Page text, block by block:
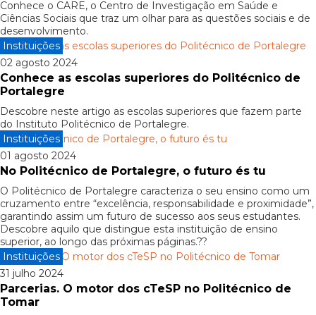
Conhece o CARE, o Centro de Investigação em Saúde e
Ciências Sociais que traz um olhar para as questões sociais e de
desenvolvimento.
Instituições
02 agosto 2024
Conhece as escolas superiores do Politécnico de
Portalegre
Descobre neste artigo as escolas superiores que fazem parte
do Instituto Politécnico de Portalegre.
Instituições
01 agosto 2024
No Politécnico de Portalegre, o futuro és tu
O Politécnico de Portalegre caracteriza o seu ensino como um
cruzamento entre “excelência, responsabilidade e proximidade”,
garantindo assim um futuro de sucesso aos seus estudantes.
Descobre aquilo que distingue esta instituição de ensino
superior, ao longo das próximas páginas.??
Instituições
31 julho 2024
Parcerias. O motor dos cTeSP no Politécnico de
Tomar